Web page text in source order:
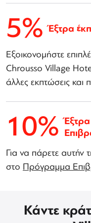
5% Έξτρα
Εξοικονομήστε
Chrousso Village
άλλες εκπτώσεις
10%
Για να πάρετε αυτήν
στο Πρόγραμμα
Κάντε